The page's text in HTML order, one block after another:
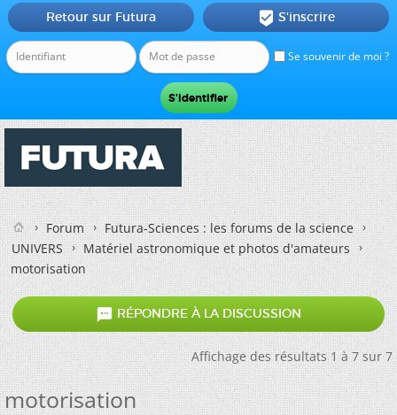
Se souvenir de moi ?
Retour sur Futura  S'inscrire
Forum
Futura-Sciences : les forums de la science
UNIVERS
Matériel astronomique et photos d'amateurs
motorisation
 RÉPONDRE À LA DISCUSSION
Affichage des résultats 1 à 7 sur 7
motorisation